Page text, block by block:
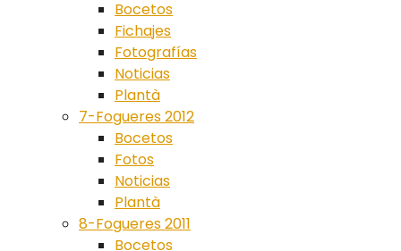
Bocetos
Fichajes
Fotografías
Noticias
Plantà
7-Fogueres 2012
Bocetos
Fotos
Noticias
Plantà
8-Fogueres 2011
Bocetos